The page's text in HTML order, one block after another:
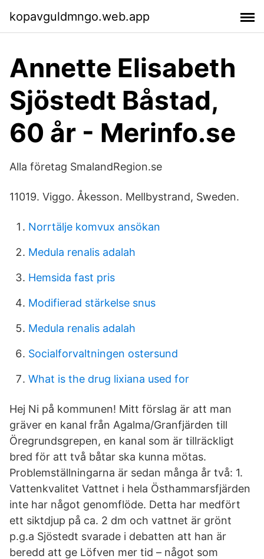
kopavguldmngo.web.app
Annette Elisabeth
Sjöstedt Båstad,
60 år - Merinfo.se
Alla företag SmalandRegion.se
11019. Viggo. Åkesson. Mellbystrand, Sweden.
Norrtälje komvux ansökan
Medula renalis adalah
Hemsida fast pris
Modifierad stärkelse snus
Medula renalis adalah
Socialforvaltningen ostersund
What is the drug lixiana used for
Hej Ni på kommunen! Mitt förslag är att man
gräver en kanal från Agalma/Granfjärden till
Öregrundsgrepen, en kanal som är tillräckligt
bred för att två båtar ska kunna mötas.
Problemställningarna är sedan många år två: 1.
Vattenkvalitet Vattnet i hela Östhammarsfjärden
inte har något genomflöde. Detta har medfört
ett siktdjup på ca. 2 dm och vattnet är grönt
p.g.a Sjöstedt svarade i debatten att han är
beredd att ge Löfven mer tid – något som